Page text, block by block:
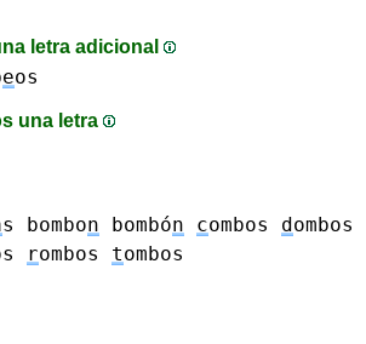
letra adicional
eos
una letra
s bombon bombón combos dombos
rombos tombos